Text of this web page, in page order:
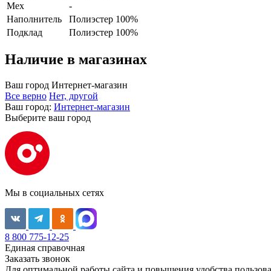
Мех
-
Наполнитель
Полиэстер 100%
Подклад
Полиэстер 100%
Наличие в магазинах
Ваш город Интернет-магазин
Все верно Нет, другой
Ваш город: Интернет-магазин
Выберите ваш город
Мы в социальных сетях
8 800 775-12-25
Единая справочная
Заказать звонок